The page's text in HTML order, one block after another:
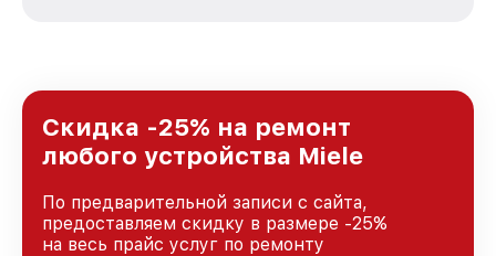
и лояльности наших клиентов.
Скидка -25% на ремонт
любого устройства Miele
По предварительной записи с сайта,
предоставляем скидку в размере -25%
на весь прайс услуг по ремонту